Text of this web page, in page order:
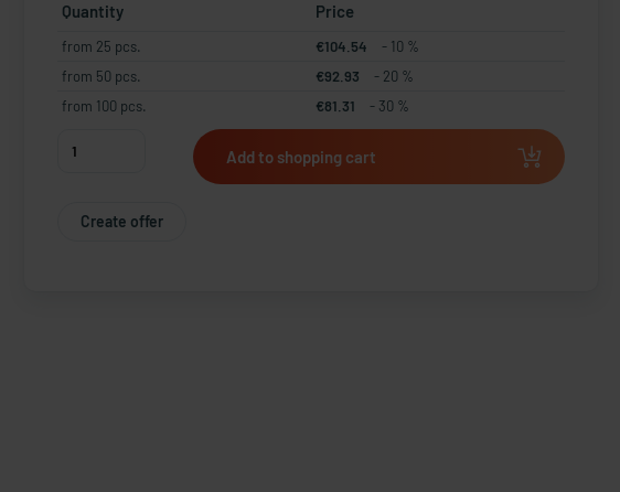
Quantity Price
from 25 pcs. €104.54
- 10 %
from 50 pcs.
€92.93
- 20 %
from 100 pcs.
€81.31 - 30 %
Add to shopping cart
Create offer